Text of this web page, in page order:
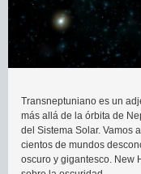
Transneptuniano es un
más allá de la órbita de
del Sistema Solar. Vamos
cientos de mundos
oscuro y gigantesco. New